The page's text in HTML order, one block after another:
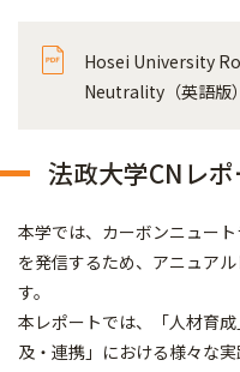
Hosei University
Neutrality（英語版）
法政大学CNレポ
本学では、カーボンニュー
を発信するため、アニュア
す。
本レポートでは、「人材育
及・連携」における様々な実